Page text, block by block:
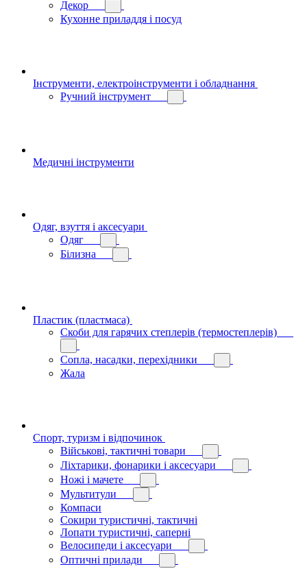
Декор
Кухонне приладдя і посуд
Інструменти, електроінструменти і обладнання
Ручний інструмент
Медичні інструменти
Одяг, взуття і аксесуари
Одяг
Білизна
Пластик (пластмаса)
Скоби для гарячих степлерів (термостеплерів)
Сопла, насадки, перехідники
Жала
Спорт, туризм і відпочинок
Військові, тактичні товари
Ліхтарики, фонарики і аксесуари
Ножі і мачете
Мультитули
Компаси
Сокири туристичні, тактичні
Лопати туристичні, саперні
Велосипеди і аксесуари
Оптичні прилади